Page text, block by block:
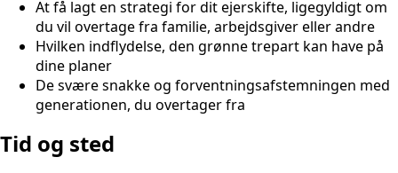
At få lagt en strategi for dit ejerskifte, ligegyldigt om
du vil overtage fra familie, arbejdsgiver eller andre
Hvilken indflydelse, den grønne trepart kan have på
dine planer
De svære snakke og forventningsafstemningen med
generationen, du overtager fra
Tid og sted